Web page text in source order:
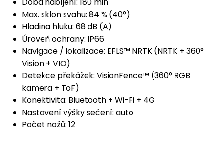
Max. sklon svahu: 84 % (40°)
Hladina hluku: 68 dB (A)
Úroveň ochrany: IP66
Navigace / lokalizace: EFLS™ NRTK (NRTK + 360°
Vision + VIO)
Detekce překážek: VisionFence™ (360° RGB
kamera + ToF)
Konektivita: Bluetooth + Wi-Fi + 4G
Nastavení výšky sečení: auto
Počet nožů: 12